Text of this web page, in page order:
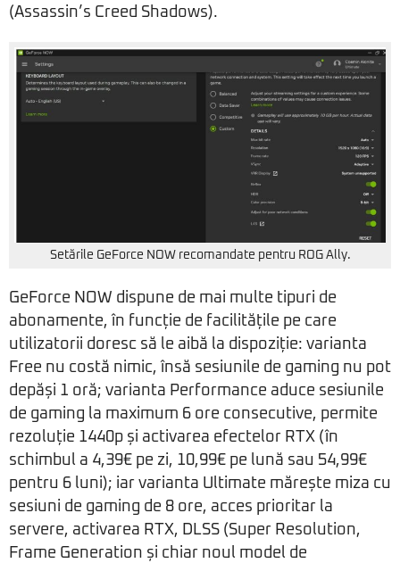
(Assassin’s Creed Shadows).
Setările GeForce NOW recomandate pentru ROG Ally.
GeForce NOW dispune de mai multe tipuri de
abonamente, în funcție de facilitățile pe care
utilizatorii doresc să le aibă la dispoziție: varianta
Free nu costă nimic, însă sesiunile de gaming nu pot
depăși 1 oră; varianta Performance aduce sesiunile
de gaming la maximum 6 ore consecutive, permite
rezoluție 1440p și activarea efectelor RTX (în
schimbul a 4,39€ pe zi, 10,99€ pe lună sau 54,99€
pentru 6 luni); iar varianta Ultimate mărește miza cu
sesiuni de gaming de 8 ore, acces prioritar la
servere, activarea RTX, DLSS (Super Resolution,
Frame Generation și chiar noul model de